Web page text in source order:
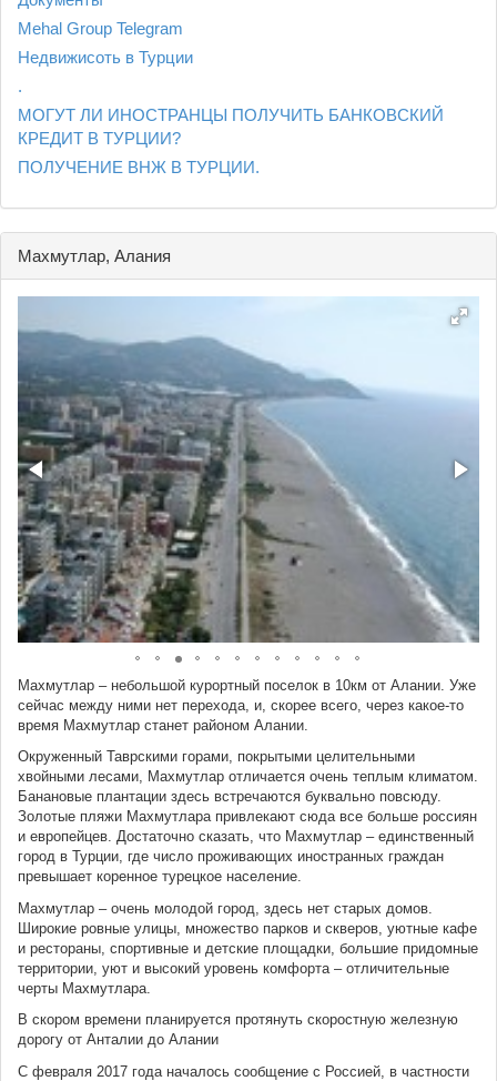
Mehal Group Telegram
Недвижисоть в Турции
.
МОГУТ ЛИ ИНОСТРАНЦЫ ПОЛУЧИТЬ БАНКОВСКИЙ
КРЕДИТ В ТУРЦИИ?
ПОЛУЧЕНИЕ ВНЖ В ТУРЦИИ.
Махмутлар, Алания
Махмутлар – небольшой курортный поселок в 10км от Алании. Уже
сейчас между ними нет перехода, и, скорее всего, через какое-то
время Махмутлар станет районом Алании.
Окруженный Таврскими горами, покрытыми целительными
хвойными лесами, Махмутлар отличается очень теплым климатом.
Банановые плантации здесь встречаются буквально повсюду.
Золотые пляжи Махмутлара привлекают сюда все больше россиян
и европейцев. Достаточно сказать, что Махмутлар – единственный
город в Турции, где число проживающих иностранных граждан
превышает коренное турецкое население.
Махмутлар – очень молодой город, здесь нет старых домов.
Широкие ровные улицы, множество парков и скверов, уютные кафе
и рестораны, спортивные и детские площадки, большие придомные
территории, уют и высокий уровень комфорта – отличительные
черты Махмутлара.
В скором времени планируется протянуть скоростную железную
дорогу от Анталии до Алании
С февраля 2017 года началось сообщение с Россией, в частности